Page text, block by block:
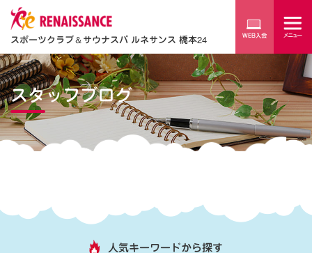
スポーツクラブ＆サウナスパ ルネサンス 橋本24
スタッフブログ
人気キーワードから探す